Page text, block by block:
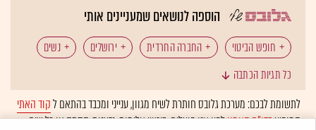
הוספה לנושאים שמעניינים אותי
חופש הביטוי החברה החרדית ירושלים נשים
כל תגיות הכתבה
לתשומת לבכם: מערכת גלובס חותרת לשיח מגוון, ענייני ומכבד בהתאם לקוד האתי
המופיעבדו"ח האמוןלפיו אנו פועלים. ביטויי אלימות, גזענות, הסתה או כל שיח